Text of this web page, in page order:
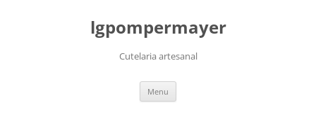
lgpompermayer
Cutelaria artesanal
Menu